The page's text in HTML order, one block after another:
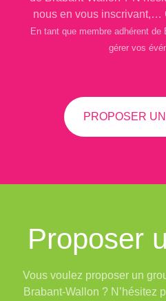
nous en vous inscrivant,…
En tant que membre adhérent de
gérer vos
PROPOSER
Proposer
Vous voulez proposer un
Brabant-Wallon ? N’hésitez